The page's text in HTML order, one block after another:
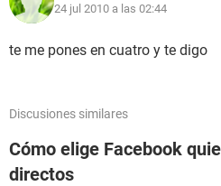
24 jul 2010 a las 02:44
te me pones en cuatro y te digo
Discusiones similares
Cómo elige Facebook
directos